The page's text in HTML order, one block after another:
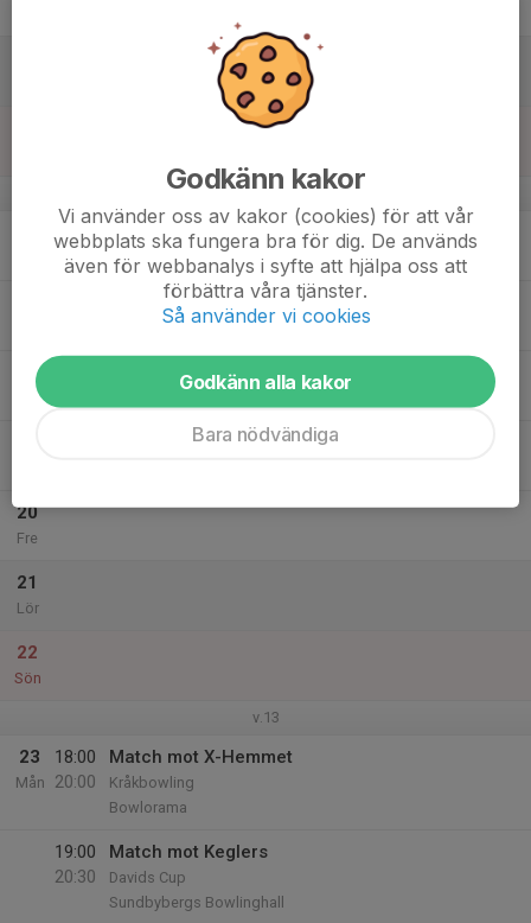
v.12
18
Ons
20
Fre
21
Lör
22
Sön
v.13
23
Mån
18:00
20:00
Match mot X-Hemmet
Kråkbowling
Bowlorama
19:00
20:30
Match mot Keglers
Davids Cup
Sundbybergs Bowlinghall
Godkänn kakor
Vi använder oss av kakor (cookies) för att vår
webbplats ska fungera bra för dig. De används
även för webbanalys i syfte att hjälpa oss att
förbättra våra tjänster.
Så använder vi cookies
Godkänn alla kakor
Bara nödvändiga